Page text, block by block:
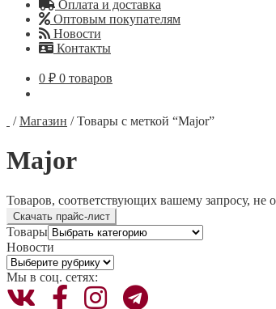
Оплата и доставка
Оптовым покупателям
Новости
Контакты
0 ₽ 0 товаров
/Магазин /Товары с меткой “Major”
Major
Товаров, соответствующих вашему запросу, не
Скачать прайс-лист
Товары
Новости
Новости
Мы в соц. сетях: